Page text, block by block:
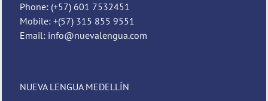
Phone: (+57) 601 7532451
Mobile: +(57) 315 855 9551
Email: info@nuevalengua.com
NUEVA LENGUA MEDELLÍN